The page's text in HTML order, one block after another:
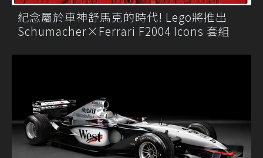
紀念屬於車神舒馬克的時代! Lego將推出
Schumacher×Ferrari F2004 Icons 套組